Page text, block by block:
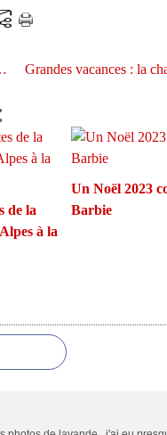
- à imprimer)
de la
à la
Un Noël 2023
Barbie